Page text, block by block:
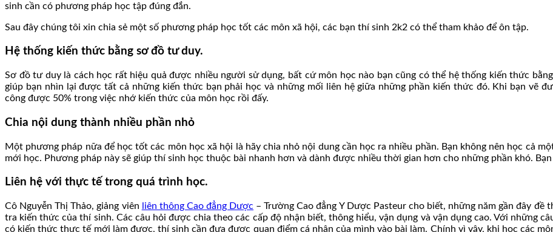
sinh cần có phương pháp học tập đúng đắn.
Sau đây chúng tôi xin chia sẻ một số phương pháp học tốt các môn xã hội, các bạn thí sinh 2k2 có thể tham khảo để ôn tập.
Hệ thống kiến thức bằng sơ đồ tư duy.
Sơ đồ tư duy là cách học rất hiệu quả được nhiều người sử dụng, bất cứ môn học nào bạn cũng có thể hệ thống kiến thức
giúp bạn nhìn lại được tất cả những kiến thức bạn phải học và những mối liên hệ giữa những phần kiến thức đó. Khi bạn vẽ
công được 50% trong việc nhớ kiến thức của môn học rồi đấy.
Chia nội dung thành nhiều phần nhỏ
Một phương pháp nữa để học tốt các môn học xã hội là hãy chia nhỏ nội dung cần học ra nhiều phần. Bạn không nên học cả
mới học. Phương pháp này sẽ giúp thí sinh học thuộc bài nhanh hơn và dành được nhiều thời gian hơn cho những phần khó.
Liên hệ với thực tế trong quá trình học.
Cô Nguyễn Thị Thảo, giảng viên liên thông Cao đẳng Dược – Trường Cao đẳng Y Dược Pasteur cho biết, những năm gần đây
tra kiến thức của thí sinh. Các câu hỏi được chia theo các cấp độ nhận biết, thông hiểu, vận dụng và vận dụng cao. Với những
có kiến thức thực tế mới làm được, thí sinh cần đưa được quan điểm cá nhân của mình vào bài làm. Chính vì vậy, khi học các